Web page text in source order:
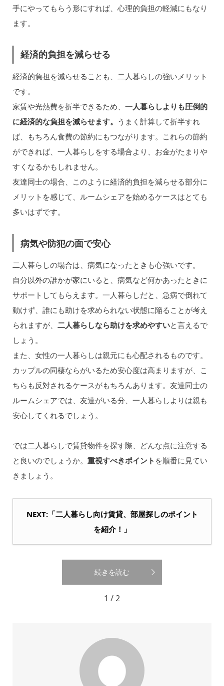
手にやってもらう形にすれば、心理的負担の軽減にもなり
ます。
経済的負担を減らせる
経済的負担を減らせることも、二人暮らしの強いメリット
です。
家賃や光熱費を折半できるため、 一人暮らしよりも圧倒的
に経済的な負担を減らせます。 うまく計算して折半すれ
ば、もちろん食費の節約にもつながります。これらの節約
ができれば、一人暮らしをする場合より、お金がたまりや
すくなるかもしれません。
友達同士の場合、このように経済的負担を減らせる部分に
メリットを感じて、ルームシェアを始めるケースはとても
多いはずです。
病気や防犯の面で安心
二人暮らしの場合は、病気になったときも心強いです。
自分以外の誰かが家にいると、病気など何かあったときに
サポートしてもらえます。一人暮らしだと、急病で倒れて
動けず、誰にも助けを求められない状態に陥ることが考え
られますが、 二人暮らしなら助けを求めやすいと言えるで
しょう。
また、女性の一人暮らしは親元にも心配されるものです。
カップルの同棲ならがいるため安心度は高まりますが、こ
ちらも反対されるケースがもちろんあります。友達同士の
ルームシェアでは、友達がいる分、一人暮らしよりは親も
安心してくれるでしょう。
では二人暮らしで賃貸物件を探す際、どんな点に注意する
と良いのでしょうか。 重視すべきポイント を順番に見てい
きましょう。
NEXT:「二人暮らし向け賃貸、部屋探しのポイント
を紹介！」
続きを読む
1 / 2